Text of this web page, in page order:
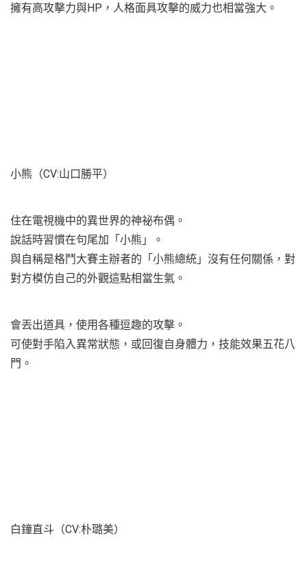
擁有高攻擊力與HP，人格面具攻擊的威力也相當強大。
小熊（CV:山口勝平）
住在電視機中的異世界的神祕布偶。
說話時習慣在句尾加「小熊」。
與自稱是格鬥大賽主辦者的「小熊總統」沒有任何關係，對
對方模仿自己的外觀這點相當生氣。
會丟出道具，使用各種逗趣的攻擊。
可使對手陷入異常狀態，或回復自身體力，技能效果五花八
門。
白鐘直斗（CV:朴璐美）